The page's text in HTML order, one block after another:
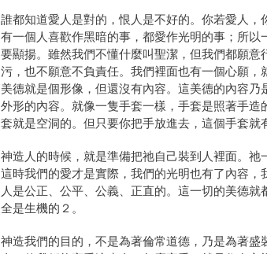
誰都知道愛人是對的，恨人是不好的。你若愛人
有一個人喜歡作黑暗的事，都愛作光明的事；所
要顯揚。雖然我們不懂什麼叫聖潔，但我們都願
污，也不願意不負責任。我們裡面也有一個心願
美德就是個形像，但還沒有內容。這美德的內容
外形的內容。就像一隻手套一樣，手套是照著手
套就是空洞的。但只要你把手放進去，這個手套就
神造人的時候，就是準備把祂自己裝到人裡面。祂
這時我們的愛才是實際，我們的光明也有了內容
人是公正、公平、公義、正直的。這一切的美德
全是生機的２。
神造我們的目的，不是為著倫常道德，乃是為著